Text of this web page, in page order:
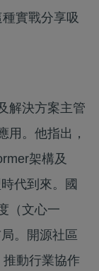
實戰分享吸
解決方案主管
用。他指出，
架構及
代到來。國
（文心一
。開源社區
動行業協作